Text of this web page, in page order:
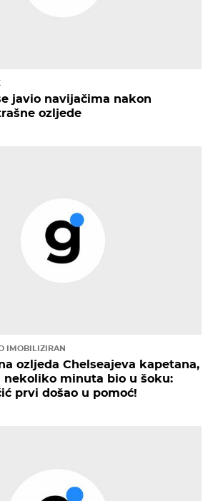
javio navijačima nakon
ozljede
IMOBILIZIRAN
ozljeda Chelseajeva kapetana,
nekoliko minuta bio u šoku:
prvi došao u pomoć!